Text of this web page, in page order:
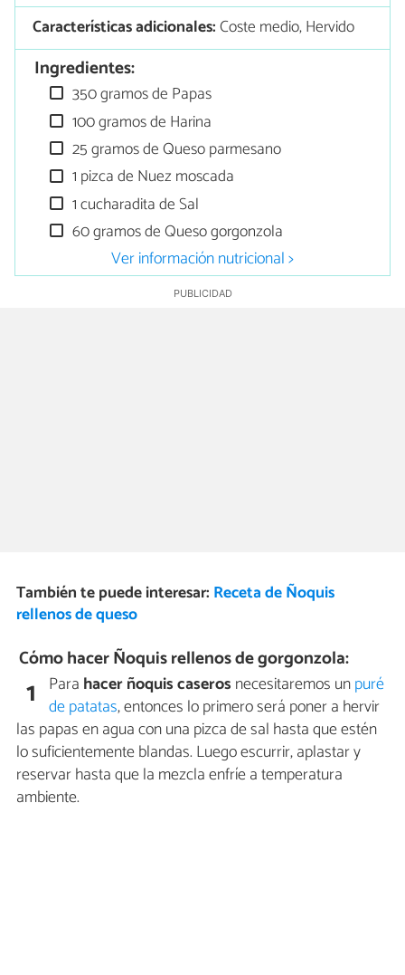
Características adicionales:Coste medio, Hervido
Ingredientes:
350 gramos de Papas
100 gramos de Harina
25 gramos de Queso parmesano
1 pizca de Nuez moscada
1 cucharadita de Sal
60 gramos de Queso gorgonzola
Ver información nutricional >
También te puede interesar: Receta de Ñoquis
rellenos de queso
Cómo hacer Ñoquis rellenos de gorgonzola:
1 Para hacer ñoquis caseros necesitaremos unpuré
de patatas, entonces lo primero será poner a hervir
las papas en agua con una pizca de sal hasta que estén
lo suficientemente blandas. Luego escurrir, aplastar y
reservar hasta que la mezcla enfríe a temperatura
ambiente.